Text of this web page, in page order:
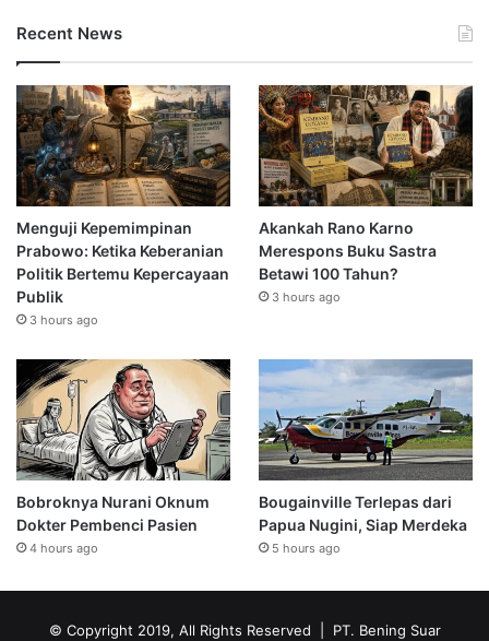
Recent News
Menguji Kepemimpinan
Prabowo: Ketika Keberanian
Politik Bertemu Kepercayaan
Publik
3 hours ago
Akankah Rano Karno
Merespons Buku Sastra
Betawi 100 Tahun?
3 hours ago
Bobroknya Nurani Oknum
Dokter Pembenci Pasien
4 hours ago
Bougainville Terlepas dari
Papua Nugini, Siap Merdeka
5 hours ago
© Copyright 2019, All Rights Reserved | PT. Bening Suar